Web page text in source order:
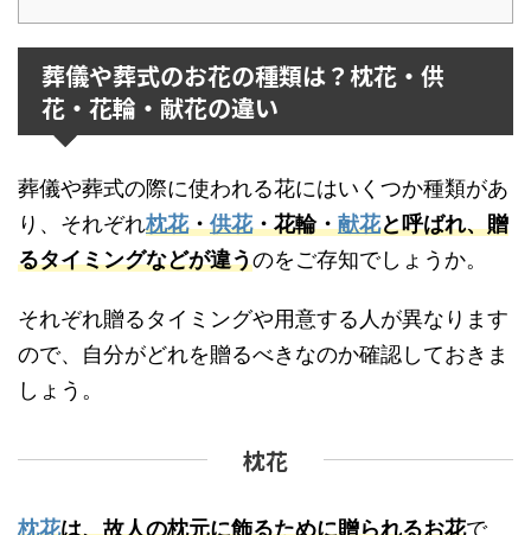
葬儀や葬式のお花の種類は？枕花・供
花・花輪・献花の違い
葬儀や葬式の際に使われる花にはいくつか種類があ
り、それぞれ枕花・供花・花輪・献花と呼ばれ、贈
るタイミングなどが違うのをご存知でしょうか。
それぞれ贈るタイミングや用意する人が異なります
ので、自分がどれを贈るべきなのか確認しておきま
しょう。
枕花
枕花は、故人の枕元に飾るために贈られるお花で